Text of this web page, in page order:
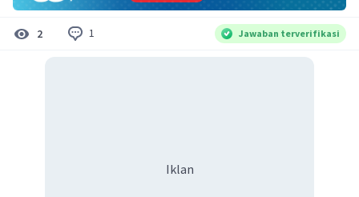
2 1 Jawaban terverifikasi
Iklan